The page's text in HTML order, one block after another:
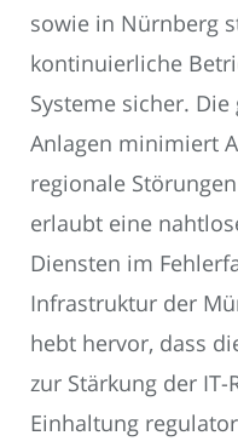
sowie in Nürnberg
kontinuierliche
Systeme sicher.
Anlagen minimiert
regionale
erlaubt eine
Diensten im
Infrastruktur der
hebt hervor, dass
zur Stärkung der
Einhaltung